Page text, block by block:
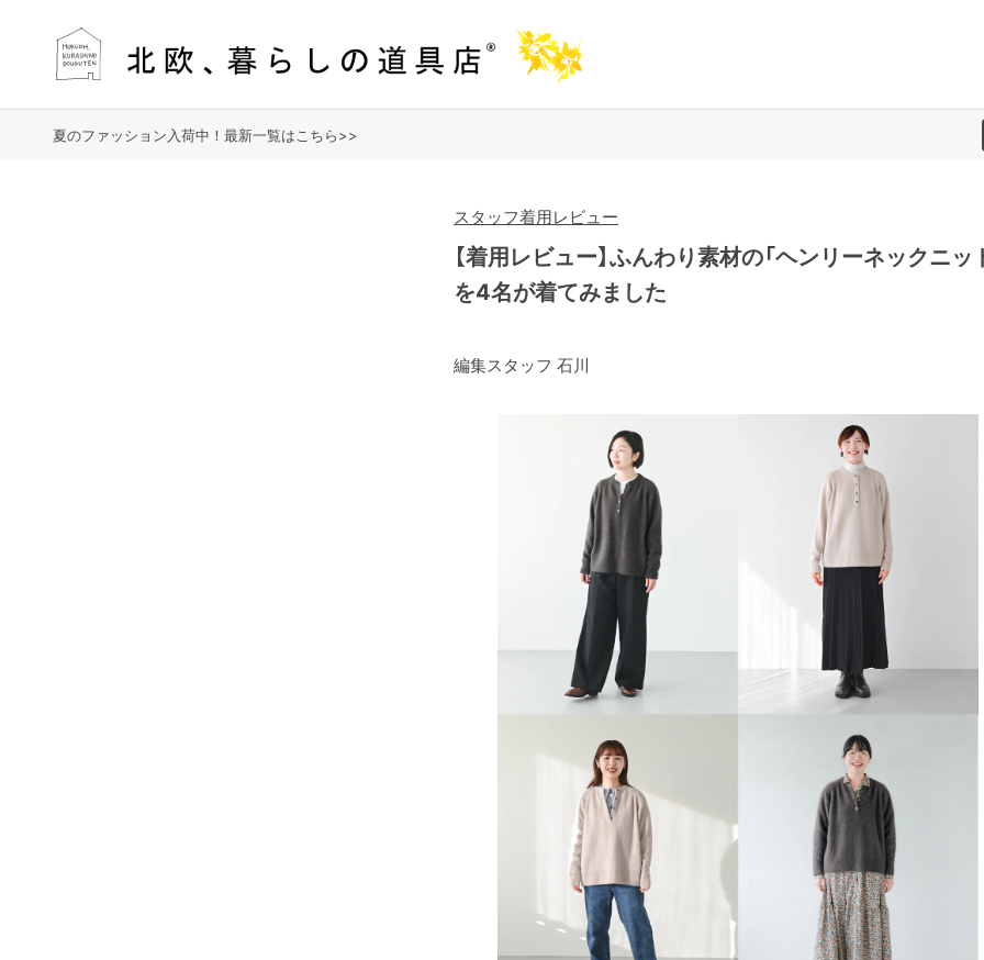
夏のファッション入荷中！最新一覧はこちら>>
スタッフ着用レビュー
【着用レビュー】ふんわり素材の「ヘンリーネックニッ
を4名が着てみました
編集スタッフ 石川